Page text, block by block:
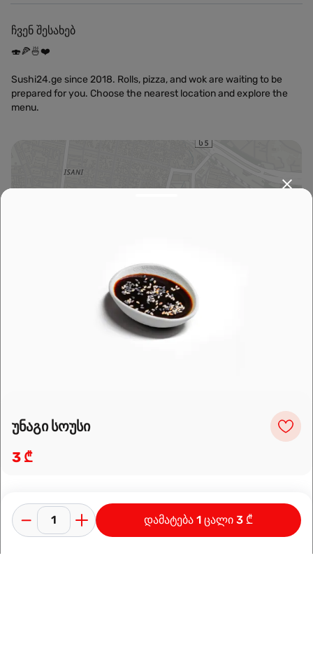
ჩვენ შესახებ
🍣🍕🍜❤️
Sushi24.ge since 2018. Rolls, pizza, and wok are waiting to be
prepared for you. Choose the nearest location and explore the
menu.
OpenFreeMap©OpenMapTiles
მარშრუტის დაგეგმვა
უნაგი სოუსი
3 ₾
დამატება 1 ცალი 3 ₾